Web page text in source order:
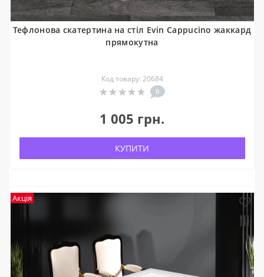
Українська Русский
Тефлонова скатертина на стіл Evin Cappucino жаккард
прямокутна
Код товару: 20684
0
1 005 грн.
КУПИТИ
Акція